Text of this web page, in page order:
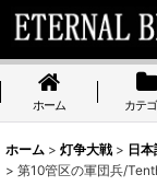
ホーム カテ
ホーム > 灯争大戦 > 日
> 第10管区の軍団兵/